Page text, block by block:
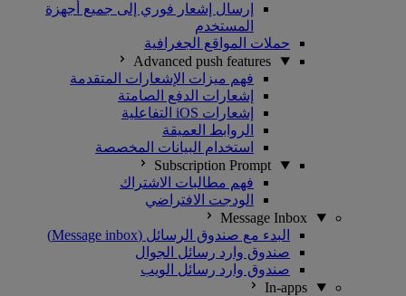
إرسال إشعار فوري إلى جميع أجهزة
المستخدم
حملات المواقع الجغرافية
Advanced push features
فهم ميزات الإشعارات المتقدمة
إشعارات الدفع الصامتة
إشعارات iOS التفاعلية
الروابط العميقة
استخدام البيانات المخصصة
Subscription Prompt
فهم مطالبات الاشتراك
الودجت الافتراضي
Message Inbox
البدء مع صندوق الرسائل (Message inbox)
صندوق وارد رسائل الجوال
صندوق وارد رسائل الويب
In-apps